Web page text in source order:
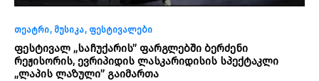
თეატრი მუსიკა ფესტივალები
ფესტივალ „საჩუქარის” ფარგლებში ბერძენი
რეჟისორის, ევრიპიდის ლასკარიდისის სპექტაკლი
„ლაპის ლაზული” გაიმართა